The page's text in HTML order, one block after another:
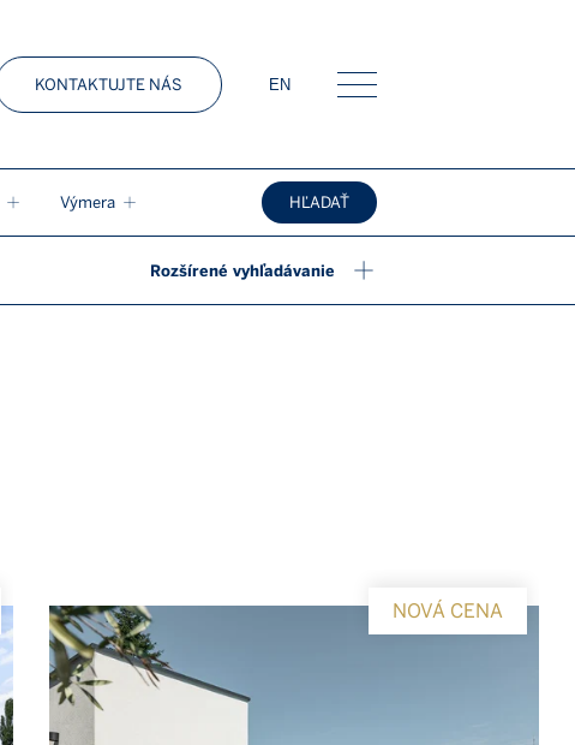
KONTAKTUJTE NÁS
EN
Výmera HĽADAŤ
Rozšírené vyhľadávanie
NOVÁ CENA